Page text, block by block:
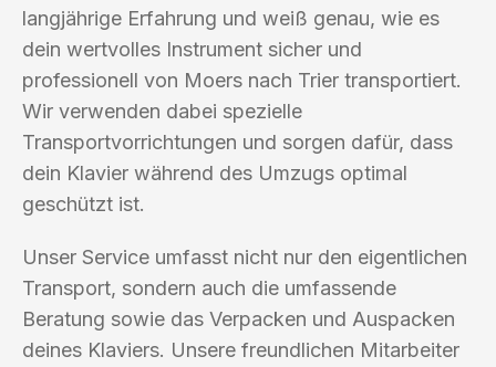
langjährige Erfahrung und weiß genau, wie es
dein wertvolles Instrument sicher und
professionell von Moers nach Trier transportiert.
Wir verwenden dabei spezielle
Transportvorrichtungen und sorgen dafür, dass
dein Klavier während des Umzugs optimal
geschützt ist.
Unser Service umfasst nicht nur den eigentlichen
Transport, sondern auch die umfassende
Beratung sowie das Verpacken und Auspacken
deines Klaviers. Unsere freundlichen Mitarbeiter